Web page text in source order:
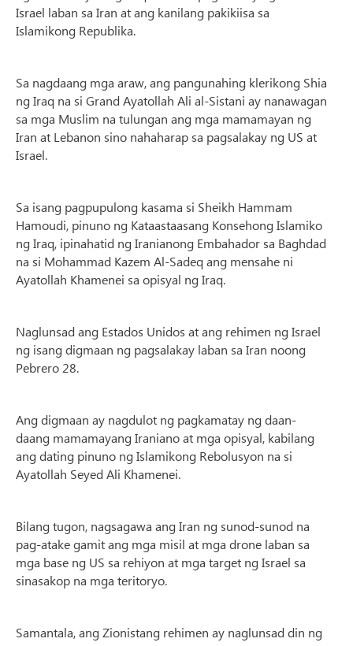
Israel laban sa Iran at ang kanilang pakikiisa sa
Islamikong Republika.
Sa nagdaang mga araw, ang pangunahing klerikong Shia
ng Iraq na si Grand Ayatollah Ali al-Sistani ay nanawagan
sa mga Muslim na tulungan ang mga mamamayan ng
Iran at Lebanon sino nahaharap sa pagsalakay ng US at
Israel.
Sa isang pagpupulong kasama si Sheikh Hammam
Hamoudi, pinuno ng Kataastaasang Konsehong Islamiko
ng Iraq, ipinahatid ng Iranianong Embahador sa Baghdad
na si Mohammad Kazem Al-Sadeq ang mensahe ni
Ayatollah Khamenei sa opisyal ng Iraq.
Naglunsad ang Estados Unidos at ang rehimen ng Israel
ng isang digmaan ng pagsalakay laban sa Iran noong
Pebrero 28.
Ang digmaan ay nagdulot ng pagkamatay ng daan-
daang mamamayang Iraniano at mga opisyal, kabilang
ang dating pinuno ng Islamikong Rebolusyon na si
Ayatollah Seyed Ali Khamenei.
Bilang tugon, nagsagawa ang Iran ng sunod-sunod na
pag-atake gamit ang mga misil at mga drone laban sa
mga base ng US sa rehiyon at mga target ng Israel sa
sinasakop na mga teritoryo.
Samantala, ang Zionistang rehimen ay naglunsad din ng